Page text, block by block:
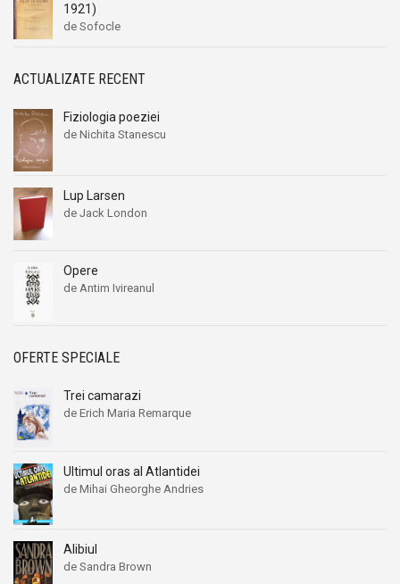
1921)
de Sofocle
ACTUALIZATE RECENT
Fiziologia poeziei
de Nichita Stanescu
Lup Larsen
de Jack London
Opere
de Antim Ivireanul
OFERTE SPECIALE
Trei camarazi
de Erich Maria Remarque
Ultimul oras al Atlantidei
de Mihai Gheorghe Andries
Alibiul
de Sandra Brown